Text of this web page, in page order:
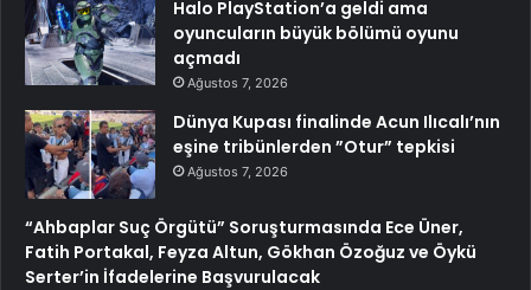
Halo PlayStation’a geldi ama
oyuncuların büyük bölümü oyunu
açmadı
Ağustos 7, 2026
Dünya Kupası finalinde Acun Ilıcalı’nın
eşine tribünlerden ”Otur” tepkisi
Ağustos 7, 2026
“Ahbaplar Suç Örgütü” Soruşturmasında Ece Üner,
Fatih Portakal, Feyza Altun, Gökhan Özoğuz ve Öykü
Serter’in İfadelerine Başvurulacak